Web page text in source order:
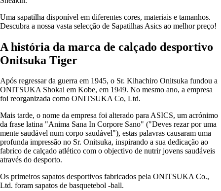
Uma sapatilha disponível em diferentes cores, materiais e tamanhos.
Descubra a nossa vasta selecção de Sapatilhas Asics ao melhor preço!
A história da marca de calçado desportivo
Onitsuka Tiger
Após regressar da guerra em 1945, o Sr. Kihachiro Onitsuka fundou a
ONITSUKA Shokai em Kobe, em 1949. No mesmo ano, a empresa
foi reorganizada como ONITSUKA Co, Ltd.
Mais tarde, o nome da empresa foi alterado para ASICS, um acrónimo
da frase latina "Anima Sana In Corpore Sano" ("Deves rezar por uma
mente saudável num corpo saudável"), estas palavras causaram uma
profunda impressão no Sr. Onitsuka, inspirando a sua dedicação ao
fabrico de calçado atlético com o objectivo de nutrir jovens saudáveis
através do desporto.
Os primeiros sapatos desportivos fabricados pela ONITSUKA Co.,
Ltd. foram sapatos de basquetebol -ball.